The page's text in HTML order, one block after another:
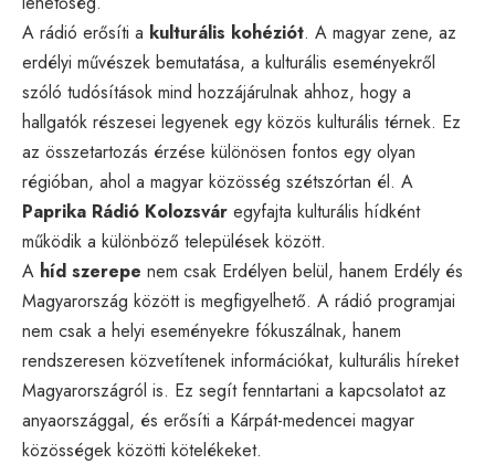
A rádió erősíti a kulturális kohéziót. A magyar zene, az
erdélyi művészek bemutatása, a kulturális eseményekről
szóló tudósítások mind hozzájárulnak ahhoz, hogy a
hallgatók részesei legyenek egy közös kulturális térnek. Ez
az összetartozás érzése különösen fontos egy olyan
régióban, ahol a magyar közösség szétszórtan él. A
Paprika Rádió Kolozsvár egyfajta kulturális hídként
működik a különböző települések között.
A híd szerepe nem csak Erdélyen belül, hanem Erdély és
Magyarország között is megfigyelhető. A rádió programjai
nem csak a helyi eseményekre fókuszálnak, hanem
rendszeresen közvetítenek információkat, kulturális híreket
Magyarországról is. Ez segít fenntartani a kapcsolatot az
anyaországgal, és erősíti a Kárpát-medencei magyar
közösségek közötti kötelékeket.